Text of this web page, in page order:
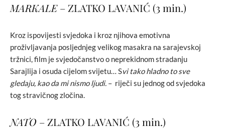
MARKALE– ZLATKO LAVANIĆ (3 min.)
Kroz ispovijesti svjedoka i kroz njihova emotivna
proživljavanja posljednjeg velikog masakra na sarajevskoj
tržnici, film je svjedočanstvo o neprekidnom stradanju
Sarajlija i osuda cijelom svijetu… Svi tako hladno to sve
gledaju, kao da mi nismo ljudi. – riječi su jednog od svjedoka
tog stravičnog zločina.
NATO – ZLATKO LAVANIĆ (3 min.)